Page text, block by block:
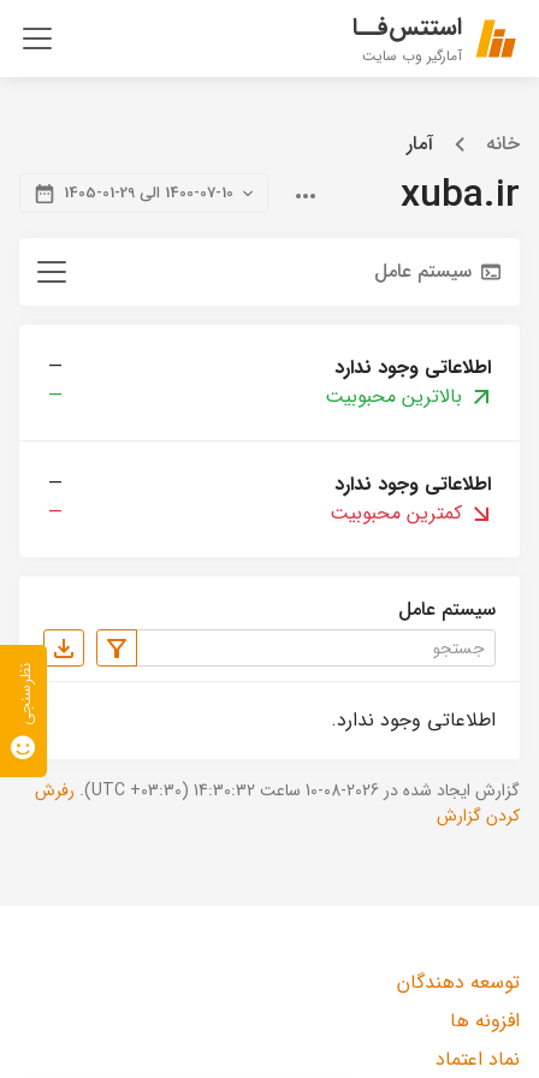
استتس‌فــا
آمارگیر وب سایت
خانه آمار
xuba.ir 1400-07-10 الی 29-01-1405
سیستم عامل
اطلاعاتی وجود ندارد
—
بالاترین محبوبیت
—
اطلاعاتی وجود ندارد
—
کمترین محبوبیت
—
سیستم عامل
اطلاعاتی وجود ندارد.
گزارش ایجاد شده در 2026-08-10 ساعت 14:30:32 (UTC +03:30).
رفرش
کردن گزارش
توسعه دهندگان
افزونه ها
نماد اعتماد
نظرسنجی